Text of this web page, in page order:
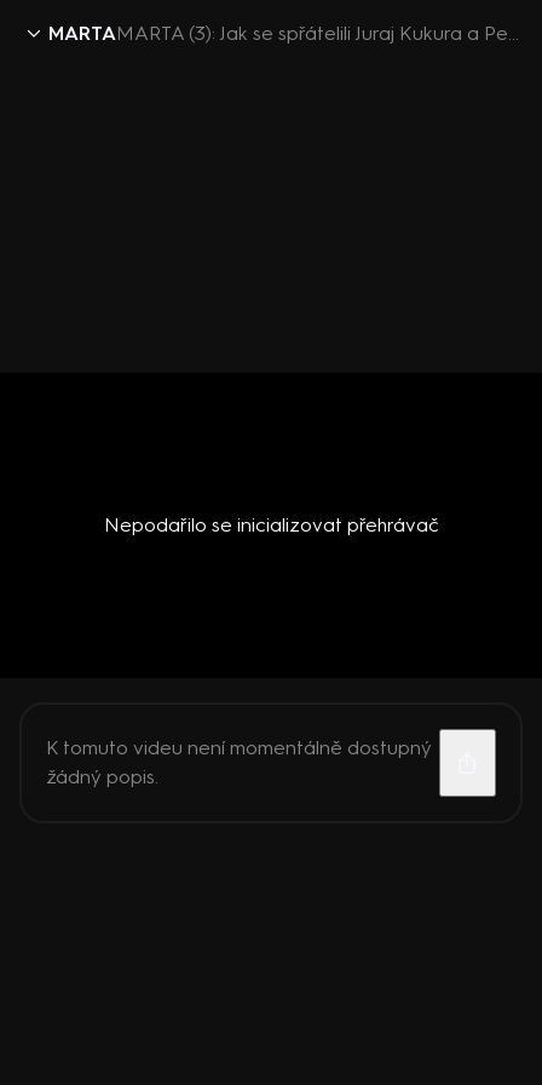
MARTA MARTA (3): Jak se spřátelili Juraj Kukura a Petr Janda
Nepodařilo se inicializovat přehrávač
K tomuto videu není momentálně dostupný
žádný popis.